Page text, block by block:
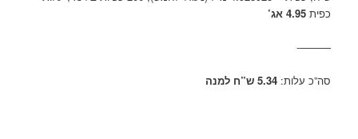
כפית4.95 אג’
———-
סה”כ עלות:5.34 ש”ח למנה